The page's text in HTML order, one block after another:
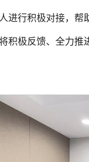
进行积极对接，
积极反馈、全力推